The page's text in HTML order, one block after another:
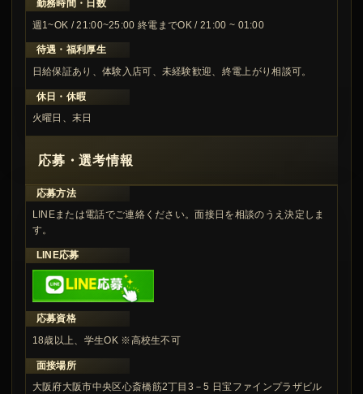
勤務時間・日数
週1~OK / 21:00~25:00 終電までOK / 21:00 ~ 01:00
待遇・福利厚生
日給保証あり、体験入店可、未経験歓迎、終電上がり相談可。
休日・休暇
火曜日、末日
応募・選考情報
応募方法
LINEまたは電話でご連絡ください。面接日を相談のうえ決定しま
す。
LINE応募
応募資格
18歳以上、学生OK ※高校生不可
面接場所
大阪府大阪市中央区心斎橋筋2丁目3－5 日宝ファインプラザビル